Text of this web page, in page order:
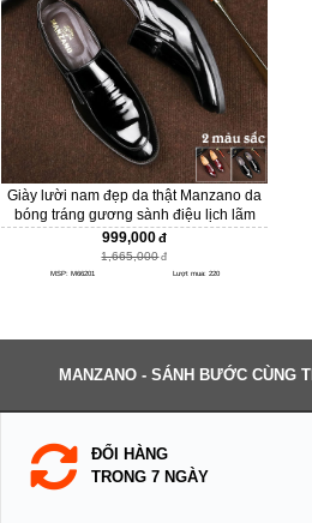
Giày lười nam đẹp da thật Manzano da
bóng tráng gương sành điệu lịch lãm
M66201
999,000
1,665,000
MSP: M66201 Lượt mua: 220
MANZANO - SÁNH BƯỚC CÙNG
ĐỔI HÀNG
TRONG 7 NGÀY